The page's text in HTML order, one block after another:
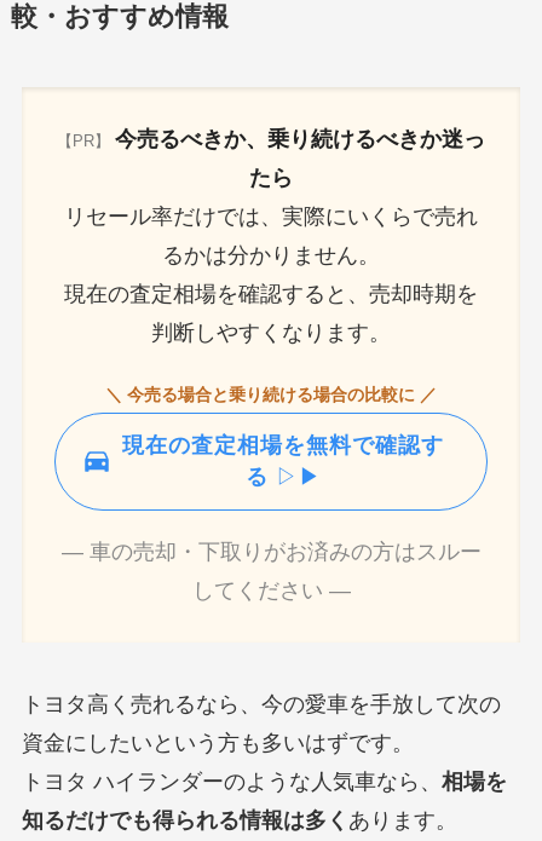
較・おすすめ情報
【PR】
今売るべきか、乗り続けるべきか迷っ
たら
リセール率だけでは、実際にいくらで売れ
るかは分かりません。
現在の査定相場を確認すると、売却時期を
判断しやすくなります。
＼ 今売る場合と乗り続ける場合の比較に ／
現在の査定相場を無料で確認す
る ▷▶
― 車の売却・下取りがお済みの方はスルー
してください ―
トヨタ高く売れるなら、今の愛車を手放して次の
資金にしたいという方も多いはずです。
トヨタ ハイランダーのような人気車なら、 相場を
知るだけでも得られる情報は多く あります。